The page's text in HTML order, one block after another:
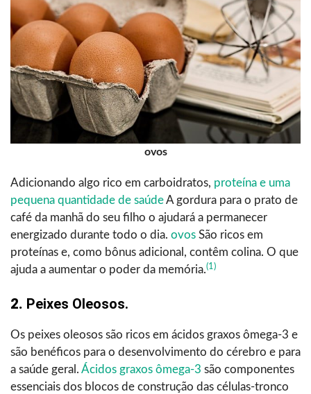
ovos
Adicionando algo rico em carboidratos, proteína e uma
pequena quantidade de saúdeA gordura para o prato de
café da manhã do seu filho o ajudará a permanecer
energizado durante todo o dia. ovos São ricos em
proteínas e, como bônus adicional, contêm colina. O que
ajuda a aumentar o poder da memória.(1)
2. Peixes Oleosos.
Os peixes oleosos são ricos em ácidos graxos ômega-3 e
são benéficos para o desenvolvimento do cérebro e para
a saúde geral. Ácidos graxos ômega-3 são componentes
essenciais dos blocos de construção das células-tronco